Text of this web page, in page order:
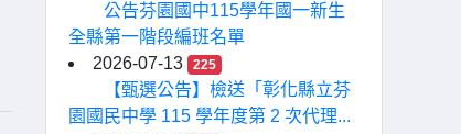
公告芬園國中115學年國一新生
全縣第一階段編班名單
2026-07-13
225
【甄選公告】檢送「彰化縣立芬
園國民中學 115 學年度第 2 次代理...